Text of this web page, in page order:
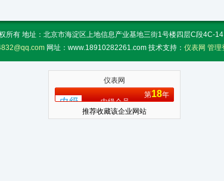
所有 地址：北京市海淀区上地信息产业基地三街1号楼四层C段4C-
网址：www.18910282261.com 技术支持： 仪表网 管理
仪表网
中级会员
第18年
推荐收藏该企业网站